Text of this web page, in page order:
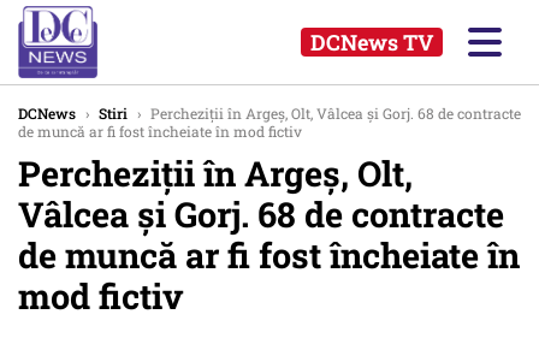
DCNews TV
DCNews › Stiri › Percheziții în Argeș, Olt, Vâlcea și Gorj. 68 de contracte
de muncă ar fi fost încheiate în mod fictiv
Percheziții în Argeș, Olt,
Vâlcea și Gorj. 68 de contracte
de muncă ar fi fost încheiate în
mod fictiv